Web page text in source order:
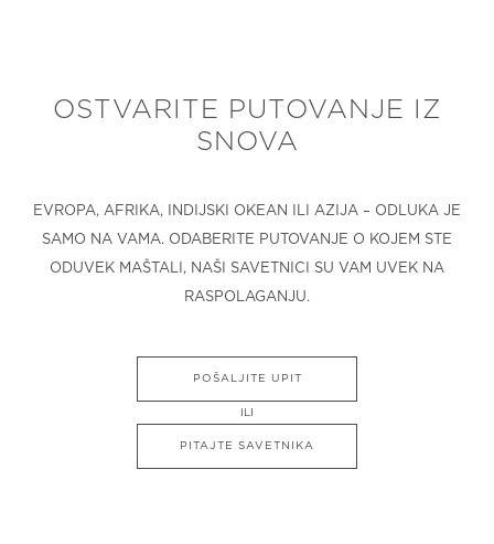
OSTVARITE PUTOVANJE IZ
SNOVA
EVROPA, AFRIKA, INDIJSKI OKEAN ILI AZIJA – ODLUKA JE
SAMO NA VAMA. ODABERITE PUTOVANJE O KOJEM STE
ODUVEK MAŠTALI, NAŠI SAVETNICI SU VAM UVEK NA
RASPOLAGANJU.
POŠALJITE UPIT
ILI
PITAJTE SAVETNIKA